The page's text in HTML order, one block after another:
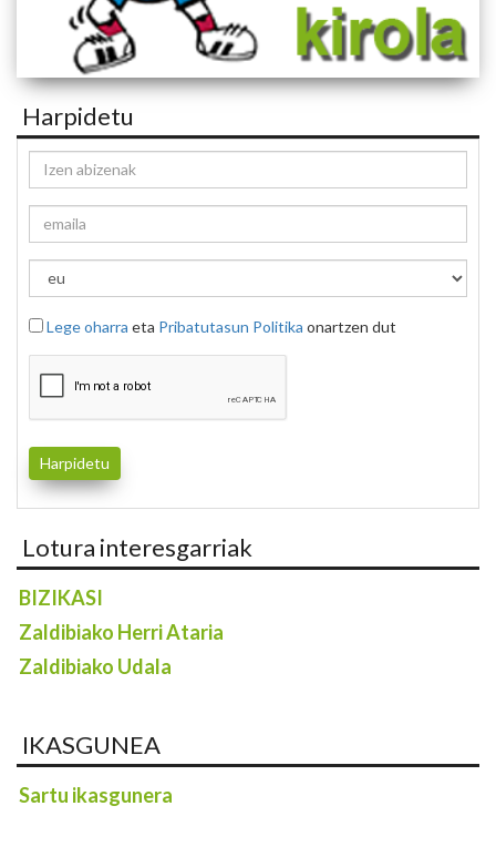
Harpidetu
Lege oharra eta Pribatutasun Politika onartzen dut
Lotura interesgarriak
BIZIKASI
Zaldibiako Herri Ataria
Zaldibiako Udala
IKASGUNEA
Sartu ikasgunera